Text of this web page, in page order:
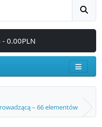
0.00PLN
– 66 elementów